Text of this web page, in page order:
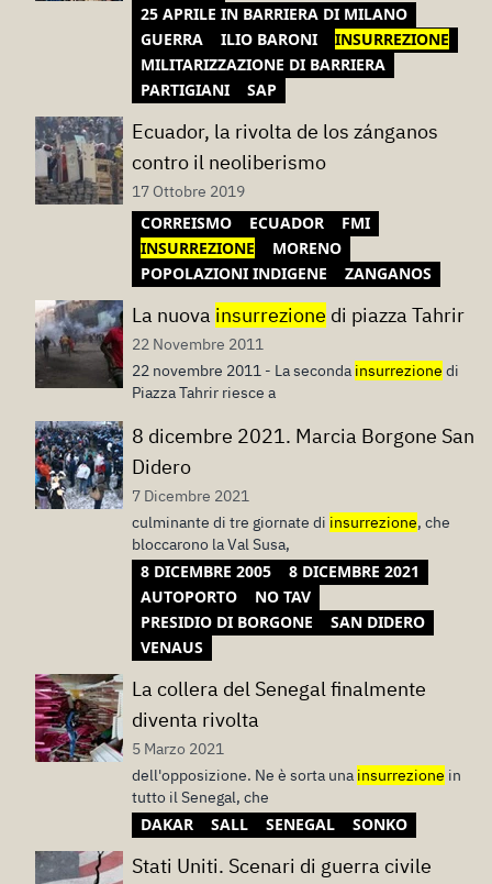
25 APRILE IN BARRIERA DI MILANO
GUERRA
ILIO BARONI
INSURREZIONE
MILITARIZZAZIONE DI BARRIERA
PARTIGIANI
SAP
Ecuador, la rivolta de los zánganos
contro il neoliberismo
17 Ottobre 2019
CORREISMO ECUADOR
FMI
INSURREZIONE
MORENO
POPOLAZIONI INDIGENE
ZANGANOS
La nuova insurrezione di piazza Tahrir
22 Novembre 2011
22 novembre 2011 - La seconda insurrezione di
Piazza Tahrir riesce a
8 dicembre 2021. Marcia Borgone San
Didero
7 Dicembre 2021
culminante di tre giornate di insurrezione, che
bloccarono la Val Susa,
8 DICEMBRE 2005
8 DICEMBRE 2021
AUTOPORTO
NO TAV
PRESIDIO DI BORGONE
SAN DIDERO
VENAUS
La collera del Senegal finalmente
diventa rivolta
5 Marzo 2021
dell'opposizione. Ne è sorta una insurrezione in
tutto il Senegal, che
DAKAR SALL SENEGAL SONKO
Stati Uniti. Scenari di guerra civile